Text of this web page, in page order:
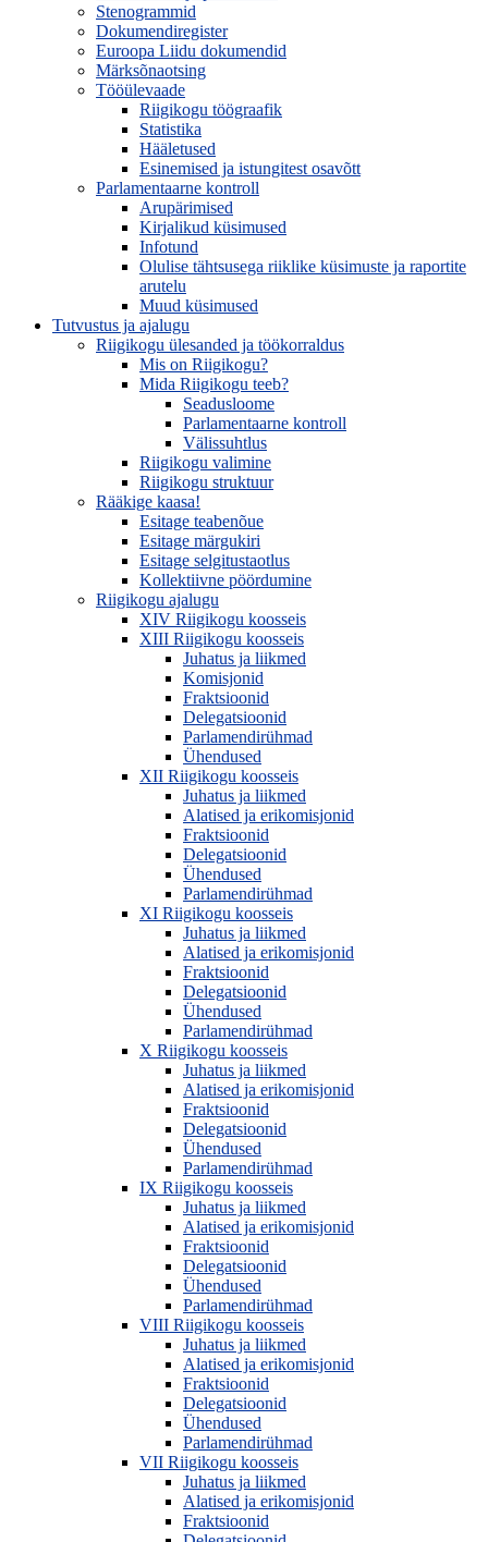
Stenogrammid
Dokumendiregister
Euroopa Liidu dokumendid
Märksõnaotsing
Tööülevaade
Riigikogu töögraafik
Statistika
Hääletused
Esinemised ja istungitest osavõtt
Parlamentaarne kontroll
Arupärimised
Kirjalikud küsimused
Infotund
Olulise tähtsusega riiklike küsimuste ja raportite
arutelu
Muud küsimused
Tutvustus ja ajalugu
Riigikogu ülesanded ja töökorraldus
Mis on Riigikogu?
Mida Riigikogu teeb?
Seadusloome
Parlamentaarne kontroll
Välissuhtlus
Riigikogu valimine
Riigikogu struktuur
Rääkige kaasa!
Esitage teabenõue
Esitage märgukiri
Esitage selgitustaotlus
Kollektiivne pöördumine
Riigikogu ajalugu
XIV Riigikogu koosseis
XIII Riigikogu koosseis
Juhatus ja liikmed
Komisjonid
Fraktsioonid
Delegatsioonid
Parlamendirühmad
Ühendused
XII Riigikogu koosseis
Juhatus ja liikmed
Alatised ja erikomisjonid
Fraktsioonid
Delegatsioonid
Ühendused
Parlamendirühmad
XI Riigikogu koosseis
Juhatus ja liikmed
Alatised ja erikomisjonid
Fraktsioonid
Delegatsioonid
Ühendused
Parlamendirühmad
X Riigikogu koosseis
Juhatus ja liikmed
Alatised ja erikomisjonid
Fraktsioonid
Delegatsioonid
Ühendused
Parlamendirühmad
IX Riigikogu koosseis
Juhatus ja liikmed
Alatised ja erikomisjonid
Fraktsioonid
Delegatsioonid
Ühendused
Parlamendirühmad
VIII Riigikogu koosseis
Juhatus ja liikmed
Alatised ja erikomisjonid
Fraktsioonid
Delegatsioonid
Ühendused
Parlamendirühmad
VII Riigikogu koosseis
Juhatus ja liikmed
Alatised ja erikomisjonid
Fraktsioonid